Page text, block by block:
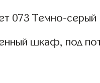
073 Темно-серый
шкаф, под